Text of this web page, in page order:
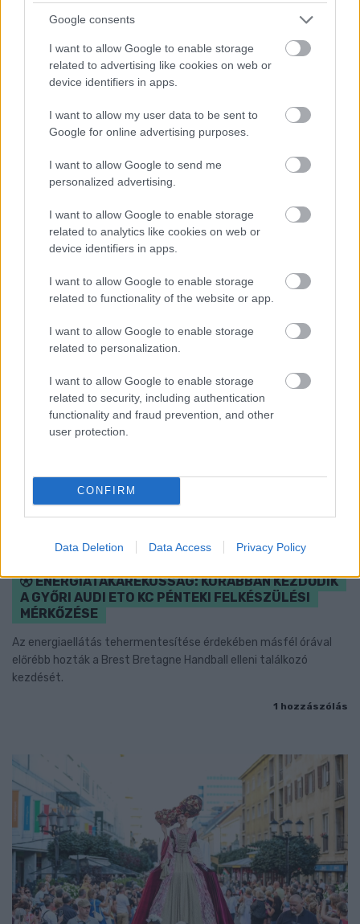
Google consents
I want to allow Google to enable storage
related to advertising like cookies on web or
device identifiers in apps.
I want to allow my user data to be sent to
Google for online advertising purposes.
I want to allow Google to send me
personalized advertising.
I want to allow Google to enable storage
related to analytics like cookies on web or
device identifiers in apps.
I want to allow Google to enable storage
related to functionality of the website or app.
I want to allow Google to enable storage
related to personalization.
I want to allow Google to enable storage
related to security, including authentication
functionality and fraud prevention, and other
user protection.
CONFIRM
Data Deletion Data Access Privacy Policy
A BAROKK ÖSSZES ÁRNYALATA ÉS MÉG EGY SOR
KIVÁLÓ PROGRAM VÁR MINDENKIT EZEN A HÉTVÉGÉN
Középpontban a hagyományőrzés, de lesz Pogány Induló és
Majka koncert, jóga szeánsz, “borhajózás” és egy csomó minden
Szólj hozzá!
ENERGIATAKARÉKOSSÁG: KORÁBBAN KEZDŐDIK
A GYŐRI AUDI ETO KC PÉNTEKI FELKÉSZÜLÉSI
MÉRKŐZÉSE
Az energiaellátás tehermentesítése érdekében másfél órával
előrébb hozták a Brest Bretagne Handball elleni találkozó
kezdését.
1 hozzászólás